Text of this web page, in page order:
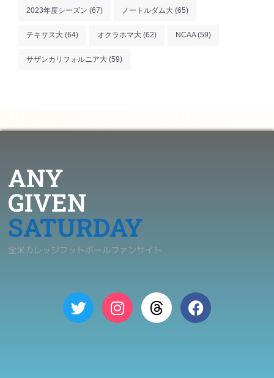
2023年度シーズン (67) ノートルダム大 (65)
テキサス大 (64) オクラホマ大 (62) NCAA(59)
サザンカリフォルニア大 (59)
ANY
GIVEN
SATURDAY
全米カレッジフットボールファンサイト